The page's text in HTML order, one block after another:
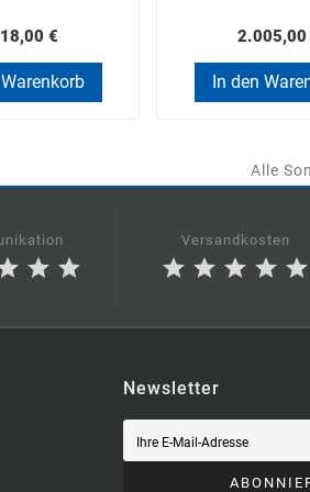
€ 2.005,00
In den
Alle
star star
Versandkosten
star star star star star
Newsletter